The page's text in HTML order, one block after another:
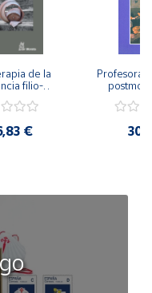
de la
filio-
y la
€